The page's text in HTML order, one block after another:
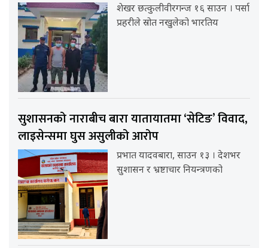
शेखर छत्कुलीवीरगन्ज १६ साउन । पर्सा
प्रहरीले स्रोत नखुलेको भारतिय
सुशासनको नाराबीच बारा यातायातमा ‘सेटिङ’ विवाद,
लाइसेन्समा घुस असुलीको आरोप
प्रभात यादवबारा, साउन १३ । देशभर
सुशासन र भ्रष्टाचार नियन्त्रणको